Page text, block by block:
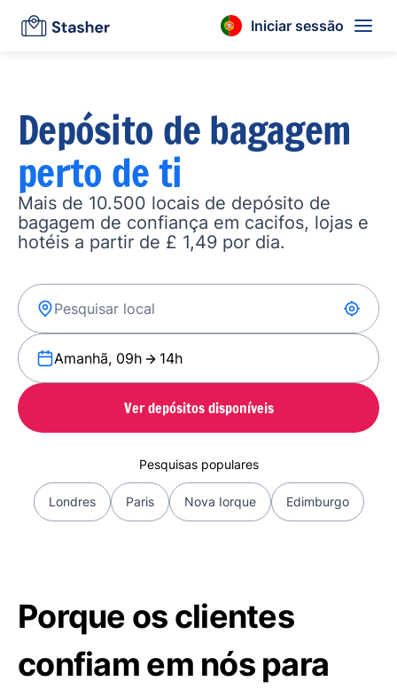
Iniciar sessão
Depósito de bagagem
perto de ti
Mais de 10.500 locais de depósito de
bagagem de confiança em cacifos, lojas e
hotéis a partir de £ 1,49 por dia.
Amanhã, 09h 14h
Ver depósitos disponíveis
Pesquisas populares
Londres Paris Nova Iorque Edimburgo
Porque os clientes
confiam em nós para